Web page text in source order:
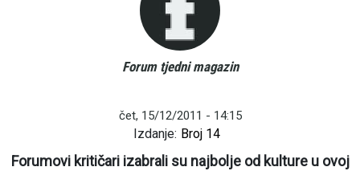
Forum tjedni magazin
čet, 15/12/2011 - 14:15
Izdanje: Broj 14
Forumovi kritičari izabrali su najbolje od kulture u ovoj